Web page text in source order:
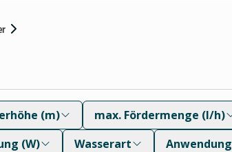
(m) max. Fördermenge (l/h)
(W) Wasserart Anwendung